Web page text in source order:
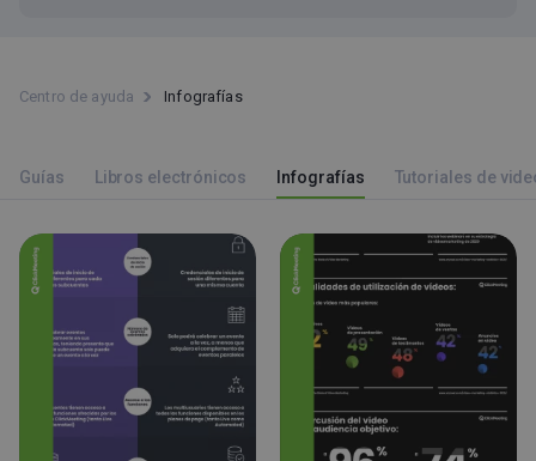
Centro de ayuda Infografías
Guías Libros electrónicos Infografías Tutoriales de